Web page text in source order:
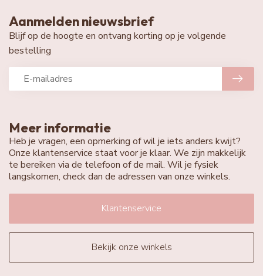
Meer informatie
Heb je vragen, een opmerking of wil je iets anders kwijt?
Onze klantenservice staat voor je klaar. We zijn makkelijk
te bereiken via de telefoon of de mail. Wil je fysiek
langskomen, check dan de adressen van onze winkels.
Klantenservice
Bekijk onze winkels
Aanmelden nieuwsbrief
Blijf op de hoogte en ontvang korting op je volgende
bestelling